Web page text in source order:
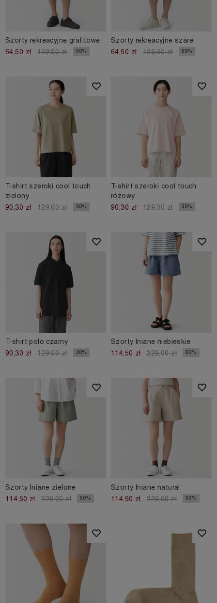
Szorty rekreacyjne grafitowe
64,50 zł
129,00 zł 50%
Szorty rekreacyjne szare
64,50 zł
129,00 zł 50%
T-shirt szeroki cool touch
zielony
90,30 zł
129,00 zł 30%
T-shirt szeroki cool touch
różowy
90,30 zł
129,00 zł 30%
T-shirt polo czarny
90,30 zł
129,00 zł 30%
Szorty lniane niebieskie
114,50 zł
229,00 zł 50%
Szorty lniane zielone
114,50 zł
229,00 zł 50%
Szorty lniane natural
114,50 zł
229,00 zł 50%